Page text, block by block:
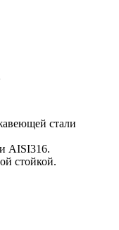
стали
AISI316.
стойкой.